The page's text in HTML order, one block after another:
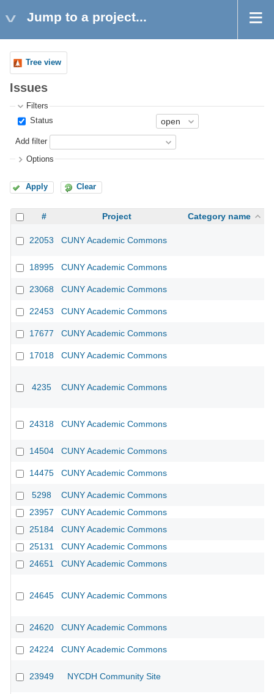
Jump to a project...
Tree view
Issues
Filters
Status
Add filter
Options
Apply Clear
# Project Category name
22053 CUNY Academic Commons
18995 CUNY Academic Commons
23068 CUNY Academic Commons
22453 CUNY Academic Commons
17677 CUNY Academic Commons
17018 CUNY Academic Commons
4235 CUNY Academic Commons
24318 CUNY Academic Commons
14504 CUNY Academic Commons
14475 CUNY Academic Commons
5298 CUNY Academic Commons
23957
CUNY Academic Commons
25184
CUNY Academic Commons
25131
CUNY Academic Commons
24651
CUNY Academic Commons
24645 CUNY Academic Commons
24620 CUNY Academic Commons
24224 CUNY Academic Commons
23949 NYCDH Community Site